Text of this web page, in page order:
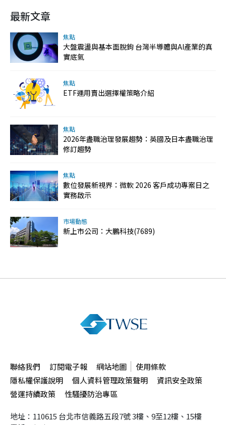
最新文章
焦點
大盤震盪與基本面脫鉤 台灣半導體與AI產業的真
實底氣
焦點
ETF運用賣出選擇權策略介紹
焦點
2026年盡職治理發展趨勢：英國及日本盡職治理
修訂趨勢
焦點
數位發展新視界：微軟 2026 客戶成功專案日之
實務啟示
市場動態
新上市公司：大鵬科技(7689)
聯絡我們 訂閱電子報 網站地圖
使用條款
隱私權保護說明
個人資料管理政策聲明
資訊安全政策
營運持續政策
性騷擾防治專區
地址：110615 台北市信義路五段7號3樓、9至12樓、15樓